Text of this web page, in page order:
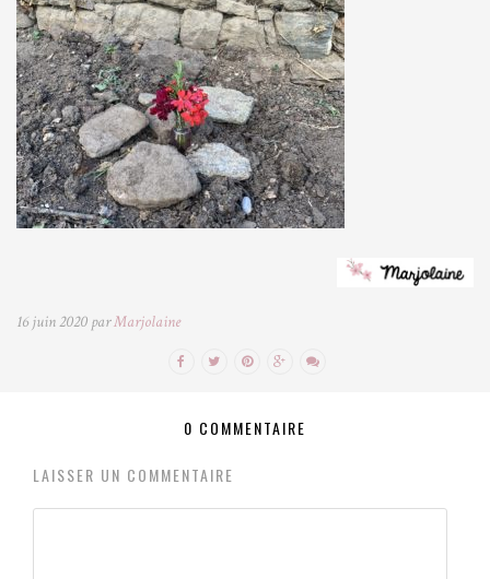
16 juin 2020 parMarjolaine
0 COMMENTAIRE
LAISSER UN COMMENTAIRE